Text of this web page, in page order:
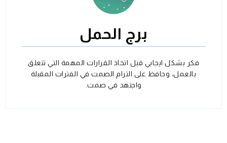
برج الحمل
فكر بشكل ايجابي قبل اتخاذ القرارات المهمة التي تتعلق
بالعمل، وحافظ على التزام الصمت في الفترات المقبلة
واجتهد في صمت.